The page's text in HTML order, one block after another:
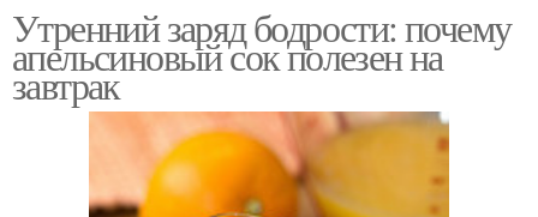
Утренний заряд бодрости: почему
апельсиновый сок полезен на
завтрак